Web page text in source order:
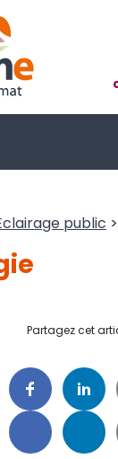
public >
Partagez cet